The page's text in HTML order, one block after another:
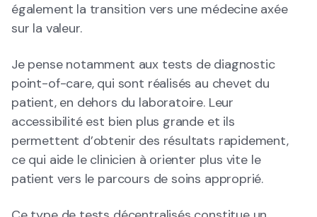
également la transition vers une médecine axée
sur la valeur.
Je pense notamment aux tests de diagnostic
point-of-care, qui sont réalisés au chevet du
patient, en dehors du laboratoire. Leur
accessibilité est bien plus grande et ils
permettent d’obtenir des résultats rapidement,
ce qui aide le clinicien à orienter plus vite le
patient vers le parcours de soins approprié.